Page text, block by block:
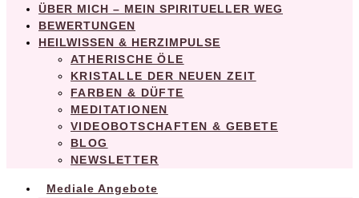
ÜBER MICH – MEIN SPIRITUELLER WEG
BEWERTUNGEN
HEILWISSEN & HERZIMPULSE
ATHERISCHE ÖLE
KRISTALLE DER NEUEN ZEIT
FARBEN & DÜFTE
MEDITATIONEN
VIDEOBOTSCHAFTEN & GEBETE
BLOG
NEWSLETTER
Mediale Angebote